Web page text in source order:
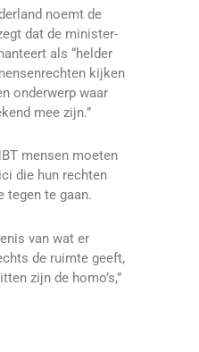
noemt de
dat de minister-
als “helder
kijken
onderwerp waar
mee zijn.”
mensen moeten
die hun rechten
tegen te gaan.
van wat er
de ruimte geeft,
zijn de homo’s,”